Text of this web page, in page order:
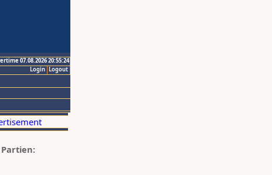
07.08.2026 20:55:24
Logout
Login
Partien: